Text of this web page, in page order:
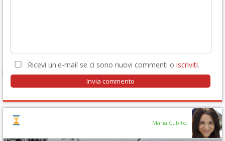
Ricevi un'e-mail se ci sono nuovi commenti o iscriviti.
Maria Cubito